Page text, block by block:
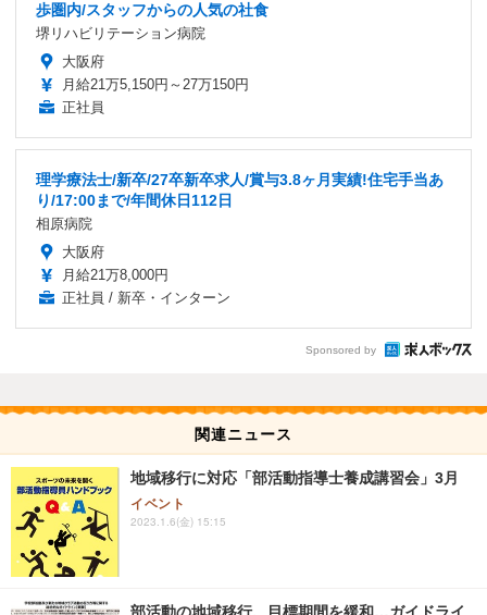
歩圏内/スタッフからの人気の社食
堺リハビリテーション病院
大阪府
月給21万5,150円～27万150円
正社員
理学療法士/新卒/27卒新卒求人/賞与3.8ヶ月実績!住宅手当あ
り/17:00まで/年間休日112日
相原病院
大阪府
月給21万8,000円
正社員 / 新卒・インターン
Sponsored by
関連ニュース
地域移行に対応「部活動指導士養成講習会」3月
イベント
2023.1.6(金) 15:15